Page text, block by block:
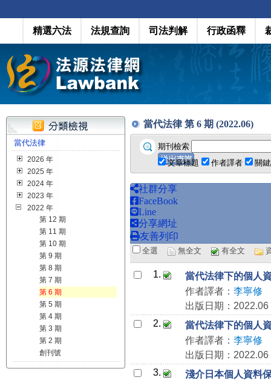
精選六法 法規查詢 司法判解 行政函釋
當代法律
2026 年
2025 年
2024 年
2023 年
2022 年
第 12 期
第 11 期
第 10 期
第 9 期
第 8 期
第 7 期
第 6 期
第 5 期
第 4 期
第 3 期
第 2 期
創刊號
當代法律 第 6 期 (2022.06)
期刊檢索
文章標題
作者譯者 關
社群分享
FaceBook
Line
分享網址
友善列印
全選 無全文 有全文
1.
當代法律下的個人
作者譯者： 李寧修
出版日期：2022.06
2.
當代法律下的個人
作者譯者： 李寧修
出版日期：2022.06
3.
淺介日本個人資料